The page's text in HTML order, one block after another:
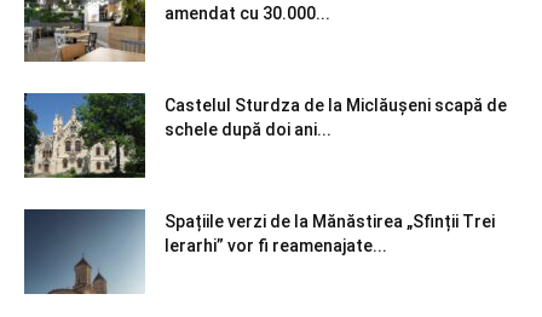
amendat cu 30.000...
Castelul Sturdza de la Miclăușeni scapă de
schele după doi ani...
Spațiile verzi de la Mănăstirea „Sfinții Trei
Ierarhi” vor fi reamenajate...